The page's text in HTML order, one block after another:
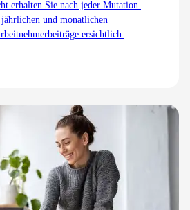
erhalten Sie nach jeder Mutation.
und monatlichen
ersichtlich.